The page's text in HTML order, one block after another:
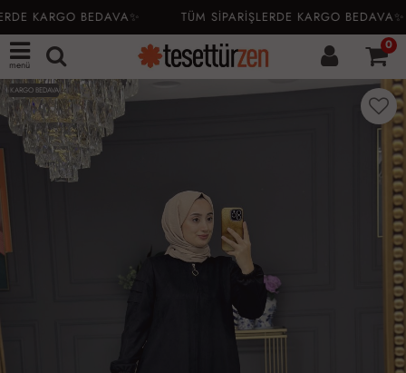
KARGO BEDAVA✨ TÜM SİPARİŞLERDE KARGO BEDAVA✨
menü
0
KARGO BEDAVA